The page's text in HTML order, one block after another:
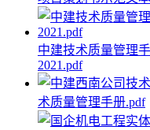
中建技术质量管理
2021.pdf
术质量管理手册.pdf